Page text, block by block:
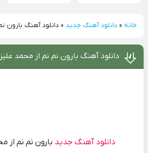
خانه» دانلود آهنگ جدید » دانلود آهنگ بارون
دانلود آهنگ بارون نم نم از محمد
دانلود آهنگ جدید بارون نم نم از